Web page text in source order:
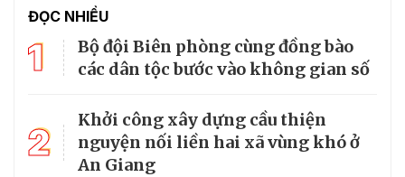
ĐỌC NHIỀU
1
Bộ đội Biên phòng cùng đồng bào
các dân tộc bước vào không gian số
2
Khởi công xây dựng cầu thiện
nguyện nối liền hai xã vùng khó ở
An Giang